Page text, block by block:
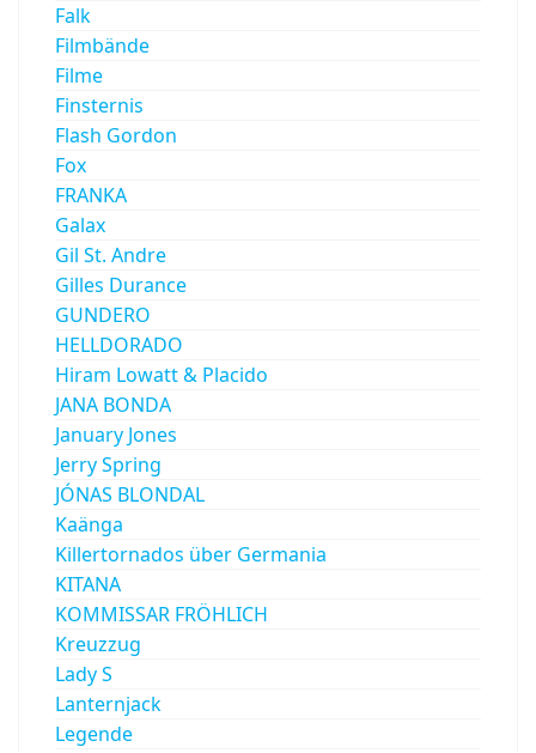
Falk
Filmbände
Filme
Finsternis
Flash Gordon
Fox
FRANKA
Galax
Gil St. Andre
Gilles Durance
GUNDERO
HELLDORADO
Hiram Lowatt & Placido
JANA BONDA
January Jones
Jerry Spring
JÓNAS BLONDAL
Kaänga
Killertornados über Germania
KITANA
KOMMISSAR FRÖHLICH
Kreuzzug
Lady S
Lanternjack
Legende